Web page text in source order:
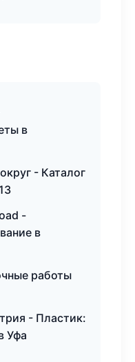
в
- Каталог
-
в
работы
- Пластик:
Уфа